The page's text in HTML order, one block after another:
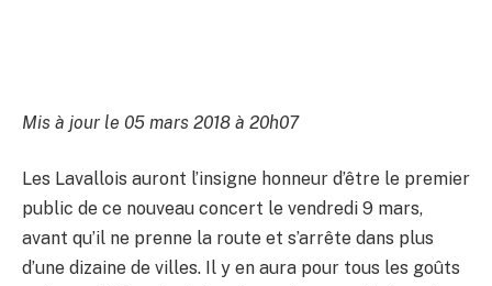
Mis à jour le 05 mars 2018 à 20h07
Les Lavallois auront l’insigne honneur d’être le premier
public de ce nouveau concert le vendredi 9 mars,
avant qu’il ne prenne la route et s’arrête dans plus
d’une dizaine de villes. Il y en aura pour tous les goûts